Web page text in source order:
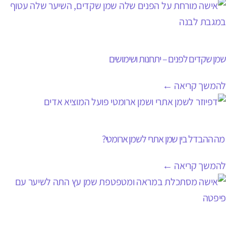
שמן שקדים לפנים – יתרונות ושימושים
להמשך קריאה ←
מה ההבדל בין שמן אתרי לשמן ארומטי?
להמשך קריאה ←